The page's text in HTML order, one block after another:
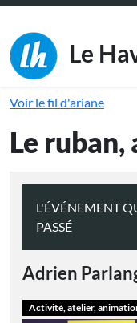
Le
Voir le fil d'ariane
Le ruban,
L'ÉVÉNEMENT
PASSÉ
Adrien
Activité, atelier,